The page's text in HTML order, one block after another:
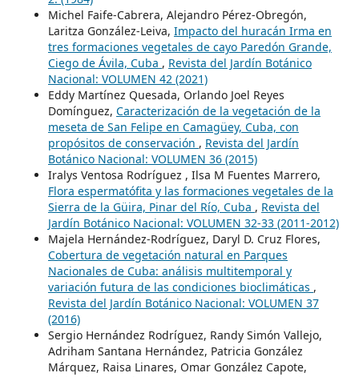
Michel Faife-Cabrera, Alejandro Pérez-Obregón,
Laritza González-Leiva, Impacto del huracán Irma en
tres formaciones vegetales de cayo Paredón Grande,
Ciego de Ávila, Cuba , Revista del Jardín Botánico
Nacional: VOLUMEN 42 (2021)
Eddy Martínez Quesada, Orlando Joel Reyes
Domínguez, Caracterización de la vegetación de la
meseta de San Felipe en Camagüey, Cuba, con
propósitos de conservación , Revista del Jardín
Botánico Nacional: VOLUMEN 36 (2015)
Iralys Ventosa Rodríguez , Ilsa M Fuentes Marrero,
Flora espermatófita y las formaciones vegetales de la
Sierra de la Güira, Pinar del Río, Cuba , Revista del
Jardín Botánico Nacional: VOLUMEN 32-33 (2011-2012)
Majela Hernández-Rodríguez, Daryl D. Cruz Flores,
Cobertura de vegetación natural en Parques
Nacionales de Cuba: análisis multitemporal y
variación futura de las condiciones bioclimáticas ,
Revista del Jardín Botánico Nacional: VOLUMEN 37
(2016)
Sergio Hernández Rodríguez, Randy Simón Vallejo,
Adriham Santana Hernández, Patricia González
Márquez, Raisa Linares, Omar González Capote,